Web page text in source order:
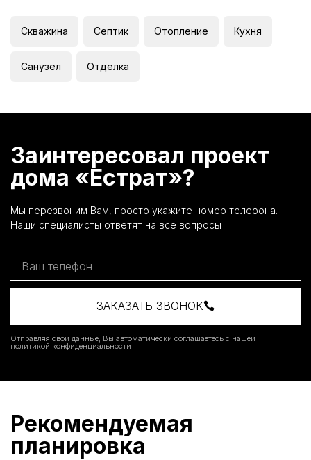
Скважина Септик Отопление Кухня
Санузел Отделка
Заинтересовал проект
дома «Естрат»?
Мы перезвоним Вам, просто укажите номер телефона.
Наши специалисты ответят на все вопросы
ЗАКАЗАТЬ ЗВОНОК
Отправляя свои данные, Вы автоматически соглашаетесь с нашей
политикой конфиденциальности
Рекомендуемая
планировка